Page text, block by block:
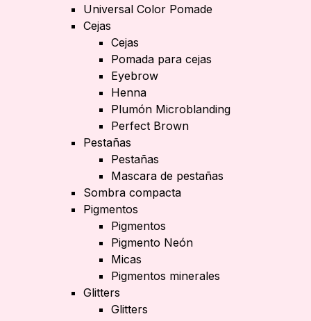
Universal Color Pomade
Cejas
Cejas
Pomada para cejas
Eyebrow
Henna
Plumón Microblanding
Perfect Brown
Pestañas
Pestañas
Mascara de pestañas
Sombra compacta
Pigmentos
Pigmentos
Pigmento Neón
Micas
Pigmentos minerales
Glitters
Glitters